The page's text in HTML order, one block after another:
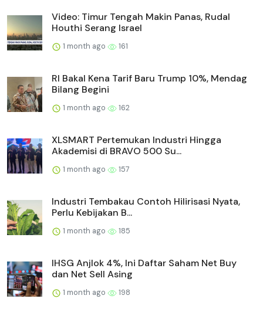
Video: Timur Tengah Makin Panas, Rudal
Houthi Serang Israel
1 month ago 161
RI Bakal Kena Tarif Baru Trump 10%, Mendag
Bilang Begini
1 month ago 162
XLSMART Pertemukan Industri Hingga
Akademisi di BRAVO 500 Su...
1 month ago 157
Industri Tembakau Contoh Hilirisasi Nyata,
Perlu Kebijakan B...
1 month ago 185
IHSG Anjlok 4%, Ini Daftar Saham Net Buy
dan Net Sell Asing
1 month ago 198